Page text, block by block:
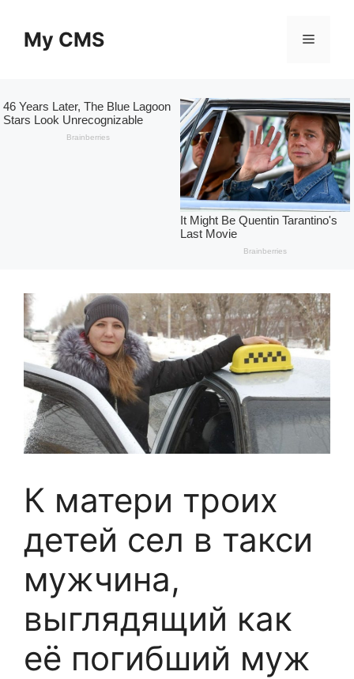
contentMy CMS Menu
К матери троих
детей сел в такси
мужчина,
выглядящий как
её погибший муж